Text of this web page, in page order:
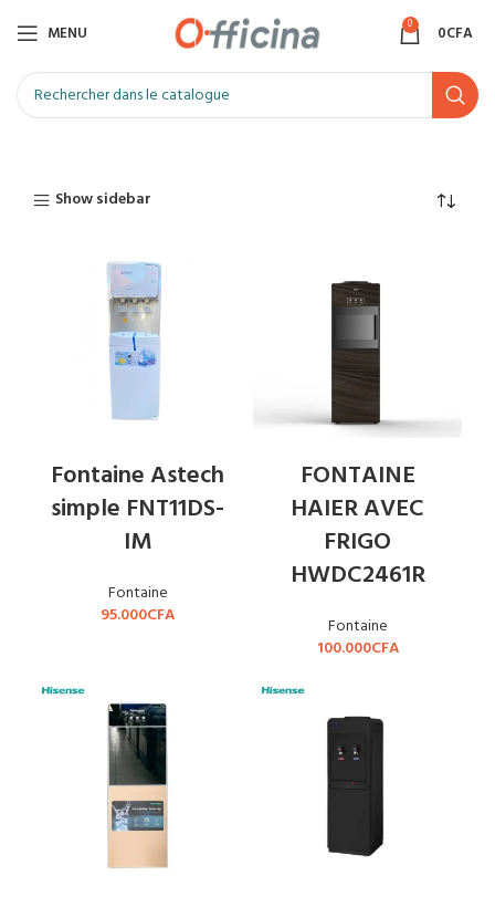
MENU 0 0CFA
Show sidebar
Fontaine Astech
simple FNT11DS-
IM
Fontaine
95.000CFA
FONTAINE
HAIER AVEC
FRIGO
HWDC2461R
Fontaine
100.000CFA